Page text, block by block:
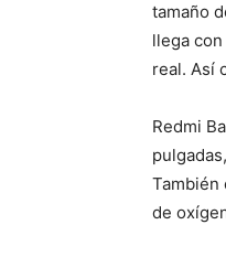
tamaño
llega
real. Así
Redmi
También
de